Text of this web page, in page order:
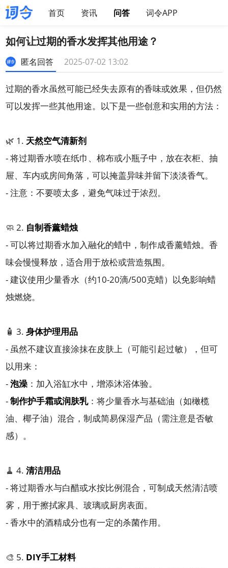
首页 资讯 问答 词令APP
如何让过期的香水发挥其他用途？
匿名回答 2025-07-02 13:02
过期的香水虽然可能已经失去原有的香味或效果，但仍然
可以发挥一些其他用途。以下是一些创意和实用的方法：
🌿 1. 天然空气清新剂
- 将过期香水喷在纸巾、棉布或小瓶子中，放在衣柜、抽
屉、车内或房间角落，可以掩盖异味并留下淡淡香气。
- 注意：不要喷太多，避免气味过于浓烈。
🧼 2. 自制香薰蜡烛
- 可以将过期香水加入融化的蜡中，制作成香薰蜡烛。香
味会慢慢释放，适合用于放松或营造氛围。
- 建议使用少量香水（约10-20滴/500克蜡）以免影响蜡
烛燃烧。
🧴 3.身体护理用品
- 虽然不建议直接涂抹在皮肤上（可能引起过敏），但可
以用来：
-泡澡 ：加入浴缸水中，增添沐浴体验。
-制作护手霜或润肤乳：将少量香水与基础油（如橄榄
油、椰子油）混合，制成简易保湿产品（需注意是否敏
感）。
🧹 4.清洁用品
- 将过期香水与白醋或水按比例混合，可制成天然清洁喷
雾，用于擦拭家具、玻璃或厨房表面。
- 香水中的酒精成分也有一定的杀菌作用。
🎨 5. DIY手工材料